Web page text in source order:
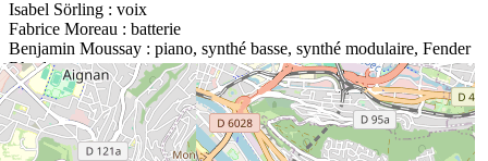
Isabel Sörling : voix
Fabrice Moreau : batterie
Benjamin Moussay : piano, synthé basse, synthé modulaire, Fender
Rhodes
En savoir plus :
www.airellebesson.com